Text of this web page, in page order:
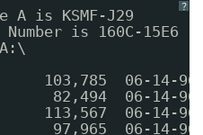
？
A is KSMF-J29
is 160C-15E6
103,785  06-14-96
82,494  06-14-
113,567  06-14-96
97,965  06-14-